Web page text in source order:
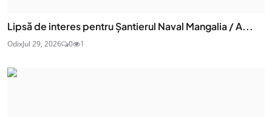
Lipsă de interes pentru Șantierul Naval Mangalia / A...
OdixJul 29, 2026 0 1